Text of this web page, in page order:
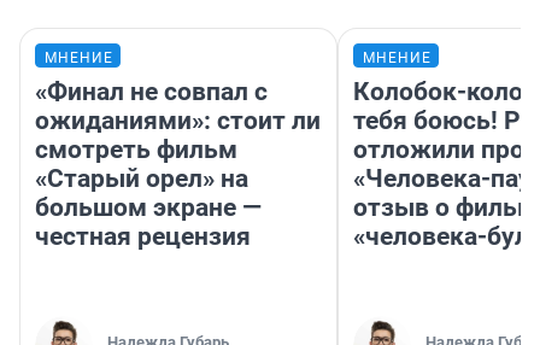
МНЕНИЕ
«Финал не совпал с
ожиданиями»: стоит ли
смотреть фильм
«Старый орел» на
большом экране —
честная рецензия
МНЕНИЕ
Колобок-
тебя боюсь!
отложили
«Человека-
отзыв о
«человека-